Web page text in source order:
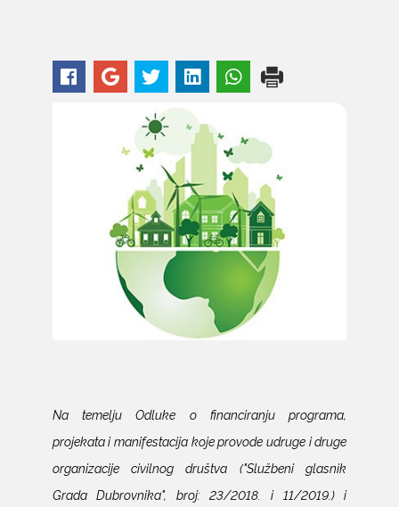
Na temelju Odluke o financiranju programa,
projekata i manifestacija koje provode udruge i druge
organizacije civilnog društva ("Službeni glasnik
Grada Dubrovnika", broj: 23/2018. i 11/2019.) i